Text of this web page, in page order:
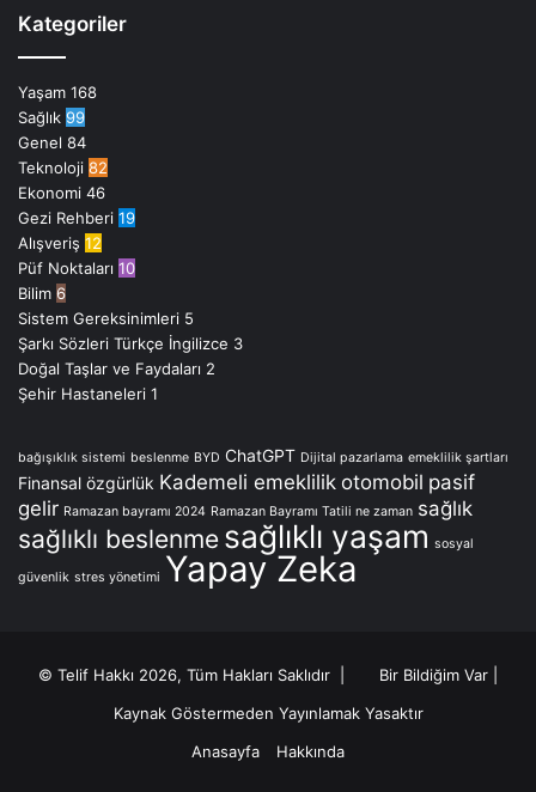
Kategoriler
Yaşam 168
Sağlık 99
Genel 84
Teknoloji 82
Ekonomi 46
Gezi Rehberi 19
Alışveriş 12
Püf Noktaları 10
Bilim 6
Sistem Gereksinimleri 5
Şarkı Sözleri Türkçe İngilizce 3
Doğal Taşlar ve Faydaları 2
Şehir Hastaneleri 1
bağışıklık sistemi beslenme BYD ChatGPT Dijital pazarlama emeklilik şartları
Finansal özgürlük Kademeli emeklilik otomobil pasif
gelir Ramazan bayramı 2024 Ramazan Bayramı Tatili ne zaman sağlık
sağlıklı beslenme sağlıklı yaşam sosyal
güvenlik stres yönetimi Yapay Zeka
© Telif Hakkı 2026, Tüm Hakları Saklıdır | Bir Bildiğim Var
Kaynak Göstermeden Yayınlamak Yasaktır
Anasayfa
Hakkında